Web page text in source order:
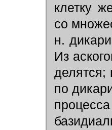
клетку
со
н.
Из
делятся;
по